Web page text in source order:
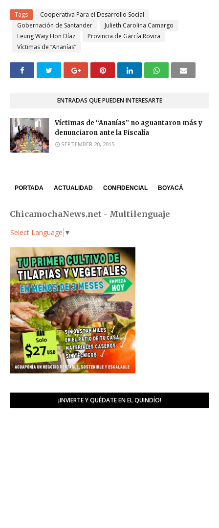
Tags
Cooperativa Para el Desarrollo Social
Gobernación de Santander
Julieth Carolina Camargo
Leung Waiy Hon Díaz
Provincia de García Rovira
Víctimas de “Ananías”
ENTRADAS QUE PUEDEN INTERESARTE
Víctimas de “Ananías” no aguantaron más y
denunciaron ante la Fiscalía
SEPTEMBER 20, 2015
PORTADA ACTUALIDAD CONFIDENCIAL BOYACÁ
ChicamochaNews.net - Multilenguaje
Select Language ▼
¡INVIERTE Y QUÉDATE EN EL QUINDÍO!